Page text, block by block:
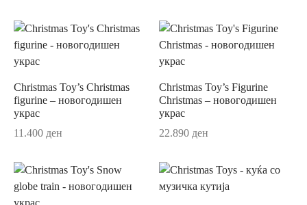
Christmas Toy’s Christmas
figurine – новогодишен
украс
11.400 ден
Christmas Toy’s Figurine
Christmas – новогодишен
украс
22.890 ден
Septfontaines
Contura